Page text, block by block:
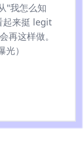
"我怎么知
起来挺 legit
再这样做。
）